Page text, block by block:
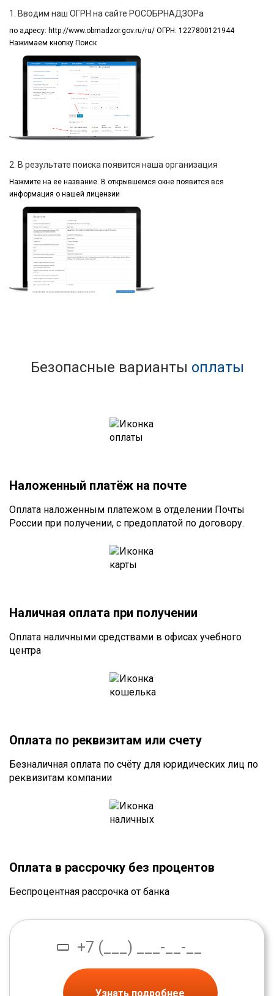
1. Вводим наш ОГРН на сайте РОСОБРНАДЗОРа
по адресу: http://www.obrnadzor.gov.ru/ru/ ОГРН: 1227800121944
Нажимаем кнопку Поиск
2. В результате поиска появится наша организация
Нажмите на ее название. В открывшемся окне появится вся
информация о нашей лицензии
Безопасные варианты оплаты
Наложенный платёж на почте
Оплата наложенным платежом в отделении Почты
России при получении, с предоплатой по договору.
Наличная оплата при получении
Оплата наличными средствами в офисах учебного
центра
Оплата по реквизитам или счету
Безналичная оплата по счёту для юридических лиц по
реквизитам компании
Оплата в рассрочку без процентов
Беспроцентная рассрочка от банка
Узнать подробнее